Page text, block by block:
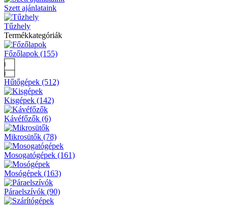
Szett ajánlataink
Tűzhely
Termékkategóriák
Főzőlapok (155)
Hűtőgépek (512)
Kisgépek (142)
Kávéfőzők (6)
Mikrosütők (78)
Mosogatógépek (161)
Mosógépek (163)
Páraelszívók (90)